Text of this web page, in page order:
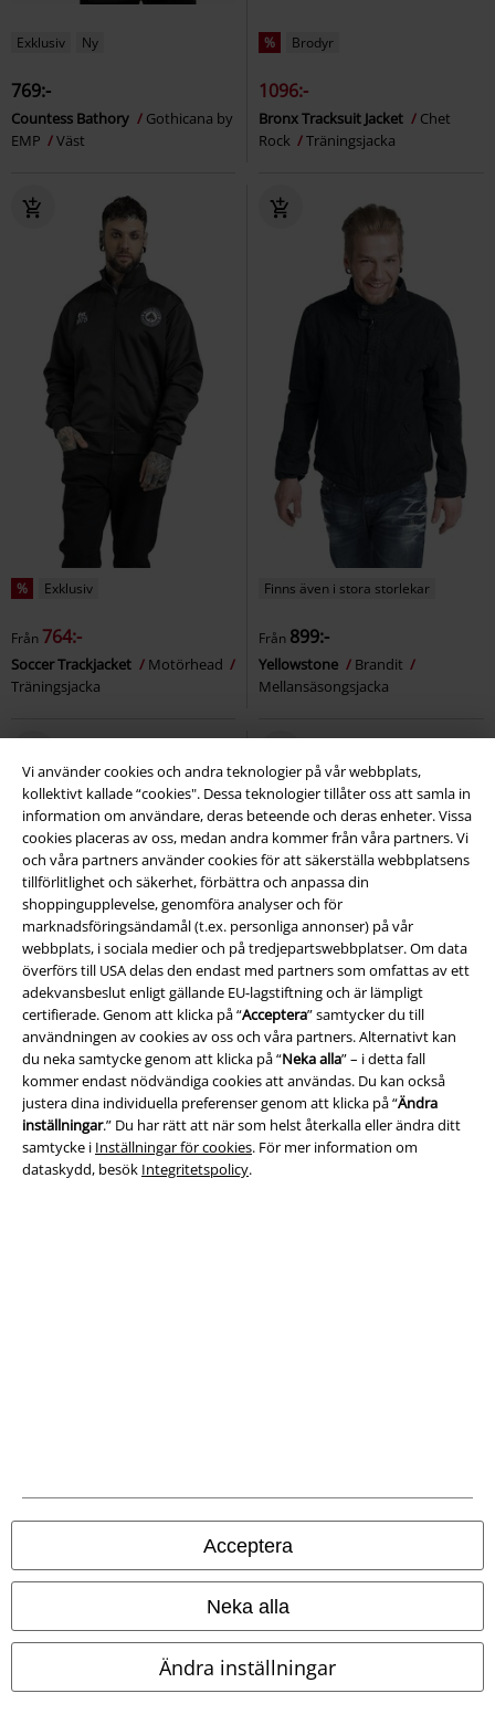
Vi använder cookies och andra teknologier på vår webbplats,
kollektivt kallade “cookies". Dessa teknologier tillåter oss att samla in
information om användare, deras beteende och deras enheter. Vissa
cookies placeras av oss, medan andra kommer från våra partners. Vi
och våra partners använder cookies för att säkerställa webbplatsens
tillförlitlighet och säkerhet, förbättra och anpassa din
shoppingupplevelse, genomföra analyser och för
marknadsföringsändamål (t.ex. personliga annonser) på vår
webbplats, i sociala medier och på tredjepartswebbplatser. Om data
överförs till USA delas den endast med partners som omfattas av ett
adekvansbeslut enligt gällande EU-lagstiftning och är lämpligt
certifierade. Genom att klicka på “Acceptera” samtycker du till
användningen av cookies av oss och våra partners. Alternativt kan
du neka samtycke genom att klicka på “Neka alla” – i detta fall
kommer endast nödvändiga cookies att användas. Du kan också
justera dina individuella preferenser genom att klicka på “Ändra
inställningar.” Du har rätt att när som helst återkalla eller ändra ditt
samtycke i Inställningar för cookies. För mer information om
dataskydd, besök Integritetspolicy.
Acceptera
Neka alla
Ändra inställningar
Exklusiv Ny
769:-
Countess Bathory
Gothicana by
EMP
Väst
% Brodyr
1096:-
Bronx Tracksuit Jacket
Chet
Rock
Träningsjacka
% Exklusiv
Från 764:-
Soccer Trackjacket
Motörhead
Träningsjacka
Finns även i stora storlekar
Från 899:-
Yellowstone
Brandit
Mellansäsongsjacka
% Exklusiv
871:-
Brodyr Finns även i stora storlekar